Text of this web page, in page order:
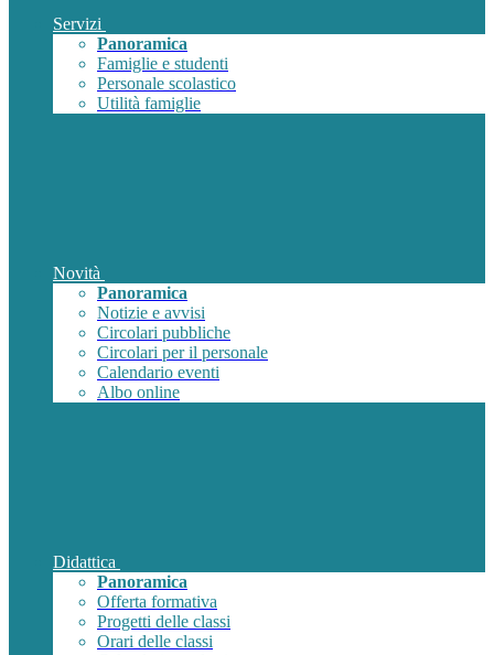
Servizi
Panoramica
Famiglie e studenti
Personale scolastico
Utilità famiglie
Novità
Panoramica
Notizie e avvisi
Circolari pubbliche
Circolari per il personale
Calendario eventi
Albo online
Didattica
Panoramica
Offerta formativa
Progetti delle classi
Orari delle classi